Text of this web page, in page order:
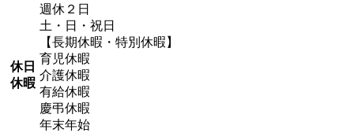
休日
休暇
週休２日
土・日・祝日
【長期休暇・特別休暇】
育児休暇
介護休暇
有給休暇
慶弔休暇
年末年始